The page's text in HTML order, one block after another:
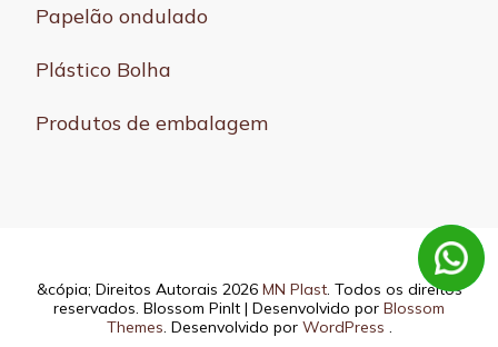
Papelão ondulado
Plástico Bolha
Produtos de embalagem
&cópia; Direitos Autorais 2026 MN Plast. Todos os direitos
reservados. Blossom PinIt | Desenvolvido por Blossom
Themes . Desenvolvido por WordPress